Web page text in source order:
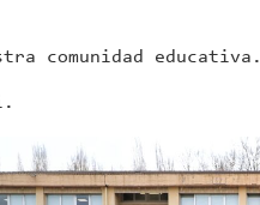
comunidad educativa.